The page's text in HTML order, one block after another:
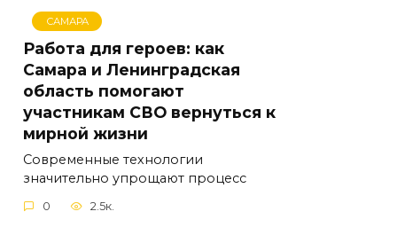
САМАРА
Работа для героев: как
Самара и Ленинградская
область помогают
участникам СВО вернуться к
мирной жизни
Современные технологии
значительно упрощают процесс
0 2.5к.